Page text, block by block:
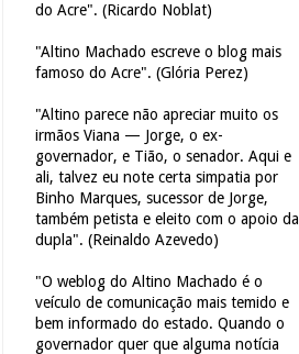
do Acre". (Ricardo Noblat)
"Altino Machado escreve o blog mais
famoso do Acre". (Glória Perez)
"Altino parece não apreciar muito os
irmãos Viana — Jorge, o ex-
governador, e Tião, o senador. Aqui e
ali, talvez eu note certa simpatia por
Binho Marques, sucessor de Jorge,
também petista e eleito com o apoio da
dupla". (Reinaldo Azevedo)
"O weblog do Altino Machado é o
veículo de comunicação mais temido e
bem informado do estado. Quando o
governador quer que alguma notícia